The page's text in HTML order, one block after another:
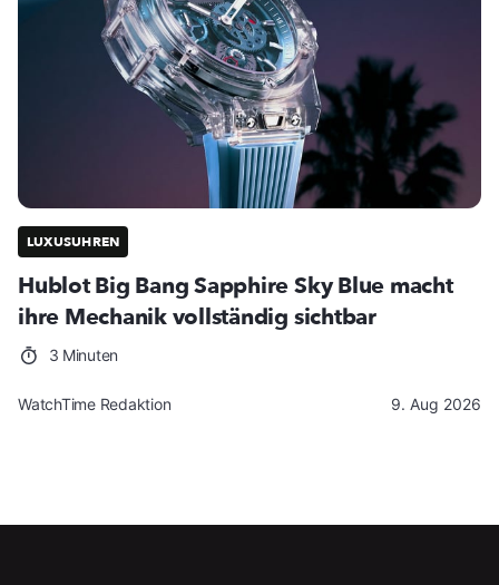
LUXUSUHREN
Hublot Big Bang Sapphire Sky Blue macht
ihre Mechanik vollständig sichtbar
3 Minuten
WatchTime Redaktion 9. Aug 2026